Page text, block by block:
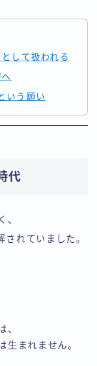
して扱われる
いう願い
代
、
されていました。
、
生まれません。